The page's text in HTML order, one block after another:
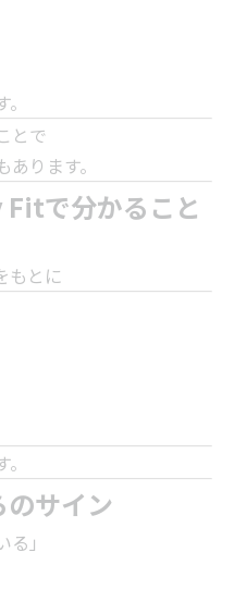
とで
ります。
で分かること
もとに
サイン
」